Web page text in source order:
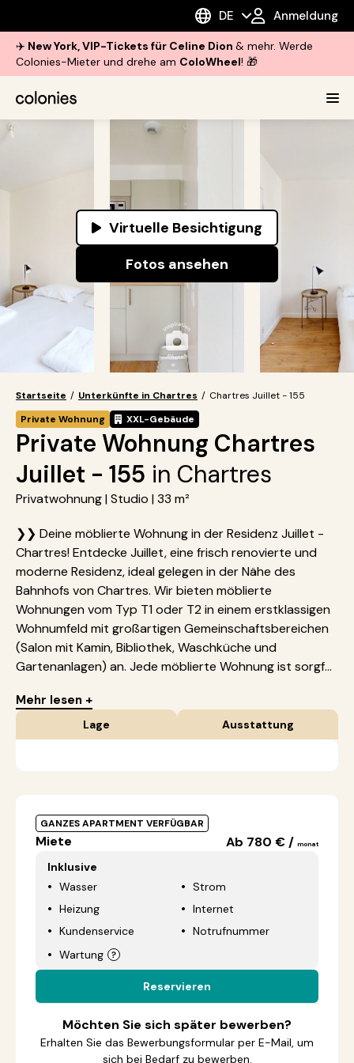
DE Anmeldung
✈️ New York, VIP-Tickets für Celine Dion & mehr. Werde
Colonies-Mieter und drehe am ColoWheel! 🎁
Virtuelle Besichtigung
Fotos ansehen
Startseite / Unterkünfte in Chartres / Chartres Juillet - 155
Private Wohnung
XXL-Gebäude
Private Wohnung Chartres
Juillet - 155 in Chartres
Privatwohnung | Studio | 33 m²
❯❯ Deine möblierte Wohnung in der Residenz Juillet -
Chartres! Entdecke Juillet, eine frisch renovierte und
moderne Residenz, ideal gelegen in der Nähe des
Bahnhofs von Chartres. Wir bieten möblierte
Wohnungen vom Typ T1 oder T2 in einem erstklassigen
Wohnumfeld mit großartigen Gemeinschaftsbereichen
(Salon mit Kamin, Bibliothek, Waschküche und
Gartenanlagen) an. Jede möblierte Wohnung ist sorgf...
Mehr lesen +
Lage Ausstattung
GANZES APARTMENT VERFÜGBAR
Miete Ab 780 € / monat
Inklusive
Wasser
Strom
Heizung
Internet
Kundenservice
Notrufnummer
Wartung
Reservieren
Möchten Sie sich später bewerben?
Erhalten Sie das Bewerbungsformular per E-Mail, um
sich bei Bedarf zu bewerben.